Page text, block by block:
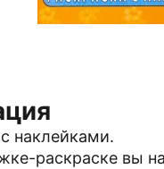
наклейками.
раскраске вы